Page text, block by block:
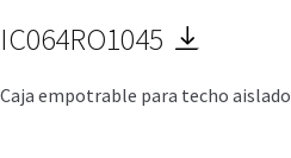
IC064RO1045
Caja empotrable para techo aislado